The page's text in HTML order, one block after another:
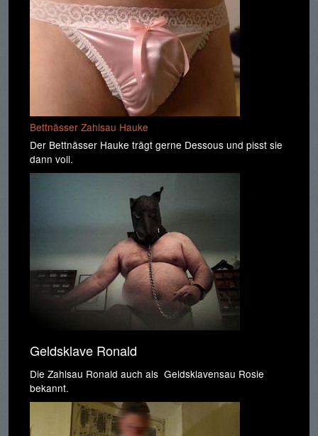
Bettnässer Zahlsau Hauke
Der Bettnässer Hauke trägt gerne Dessous und pisst sie
dann voll.
Geldsklave Ronald
Die Zahlsau Ronald auch als Geldsklavensau Rosie
bekannt.